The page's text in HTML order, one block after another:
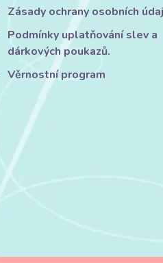
Zásady ochrany osobních
Podmínky uplatňování slev a
dárkových poukazů.
Věrnostní program